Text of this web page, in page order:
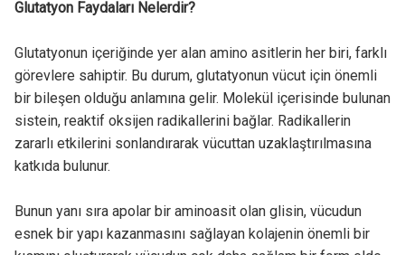
Glutatyon Faydaları Nelerdir?
Glutatyonun içeriğinde yer alan amino asitlerin her biri, farklı
görevlere sahiptir. Bu durum, glutatyonun vücut için önemli
bir bileşen olduğu anlamına gelir. Molekül içerisinde bulunan
sistein, reaktif oksijen radikallerini bağlar. Radikallerin
zararlı etkilerini sonlandırarak vücuttan uzaklaştırılmasına
katkıda bulunur.
Bunun yanı sıra apolar bir aminoasit olan glisin, vücudun
esnek bir yapı kazanmasını sağlayan kolajenin önemli bir